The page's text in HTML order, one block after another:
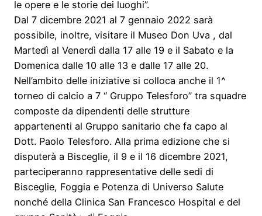
le opere e le storie dei luoghi”.
Dal 7 dicembre 2021 al 7 gennaio 2022 sarà
possibile, inoltre, visitare il Museo Don Uva , dal
Martedì al Venerdì dalla 17 alle 19 e il Sabato e la
Domenica dalle 10 alle 13 e dalle 17 alle 20.
Nell’ambito delle iniziative si colloca anche il 1^
torneo di calcio a 7 “ Gruppo Telesforo” tra squadre
composte da dipendenti delle strutture
appartenenti al Gruppo sanitario che fa capo al
Dott. Paolo Telesforo. Alla prima edizione che si
disputerà a Bisceglie, il 9 e il 16 dicembre 2021,
parteciperanno rappresentative delle sedi di
Bisceglie, Foggia e Potenza di Universo Salute
nonché della Clinica San Francesco Hospital e del